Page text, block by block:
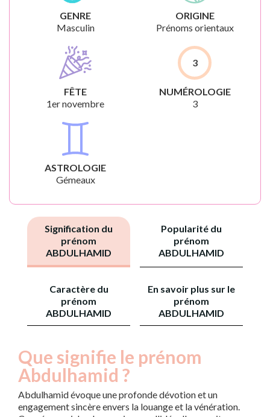
GENRE
Masculin
ORIGINE
Prénoms orientaux
FÊTE
1er novembre
3
NUMÉROLOGIE
3
ASTROLOGIE
Gémeaux
Signification du
prénom
ABDULHAMID
Popularité du
prénom
ABDULHAMID
Caractère du
prénom
ABDULHAMID
En savoir plus sur le
prénom
ABDULHAMID
Que signifie le prénom
Abdulhamid ?
Abdulhamid évoque une profonde dévotion et un
engagement sincère envers la louange et la vénération.